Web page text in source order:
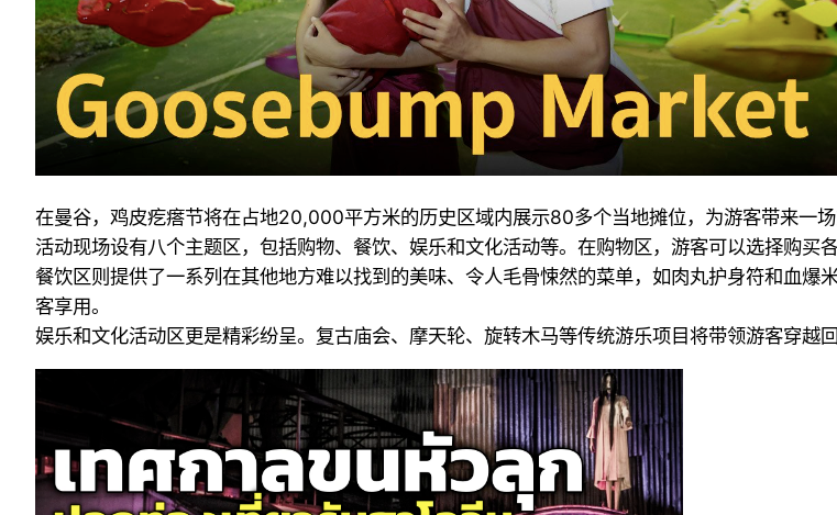
在曼谷，鸡皮疙瘩节将在占地20,000平方米的历史区域内展示80多个当地摊位，为游客带来一场
活动现场设有八个主题区，包括购物、餐饮、娱乐和文化活动等。在购物区，游客可以选择购买
餐饮区则提供了一系列在其他地方难以找到的美味、令人毛骨悚然的菜单，如肉丸护身符和血
客享用。
娱乐和文化活动区更是精彩纷呈。复古庙会、摩天轮、旋转木马等传统游乐项目将带领游客穿越